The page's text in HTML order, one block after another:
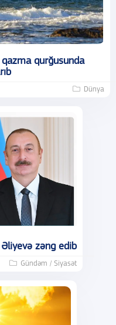
qurğusunda
Dünya
zəng edib
Gündəm / Siyasət